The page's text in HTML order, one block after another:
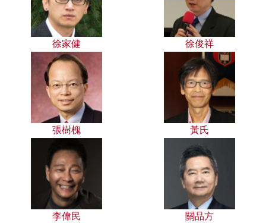
徐家健 徐俊祥
張樹槐 黃氏
李偉民 關品方